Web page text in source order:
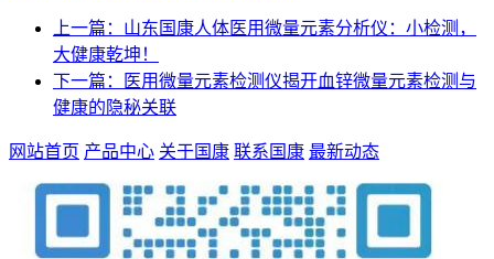
上一篇：山东国康人体医用微量元素分析仪：小检测，
大健康乾坤！
下一篇：医用微量元素检测仪揭开血锌微量元素检测与
健康的隐秘关联
网站首页 产品中心 关于国康 联系国康 最新动态